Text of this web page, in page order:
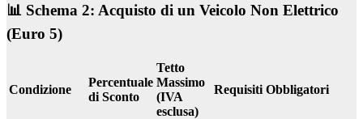
📊 Schema 2: Acquisto di un Veicolo Non Elettrico
(Euro 5)
Condizione
Percentuale
di Sconto
Tetto
Massimo
(IVA
esclusa)
Requisiti Obbligatori